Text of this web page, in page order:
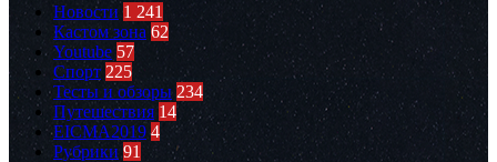
Новости 1 241
Кастом зона 62
Youtube 57
Спорт 225
Тесты и обзоры 234
Путешествия 14
EICMA2019 4
Рубрики 91